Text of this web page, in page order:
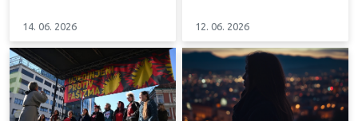
14. 06. 2026 12. 06. 2026